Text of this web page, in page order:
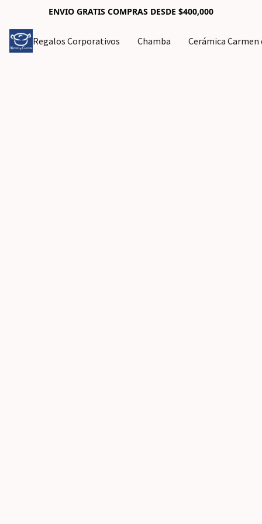
ENVIO GRATIS COMPRAS DESDE $400,000
Regalos Corporativos Chamba Cerámica Carmen